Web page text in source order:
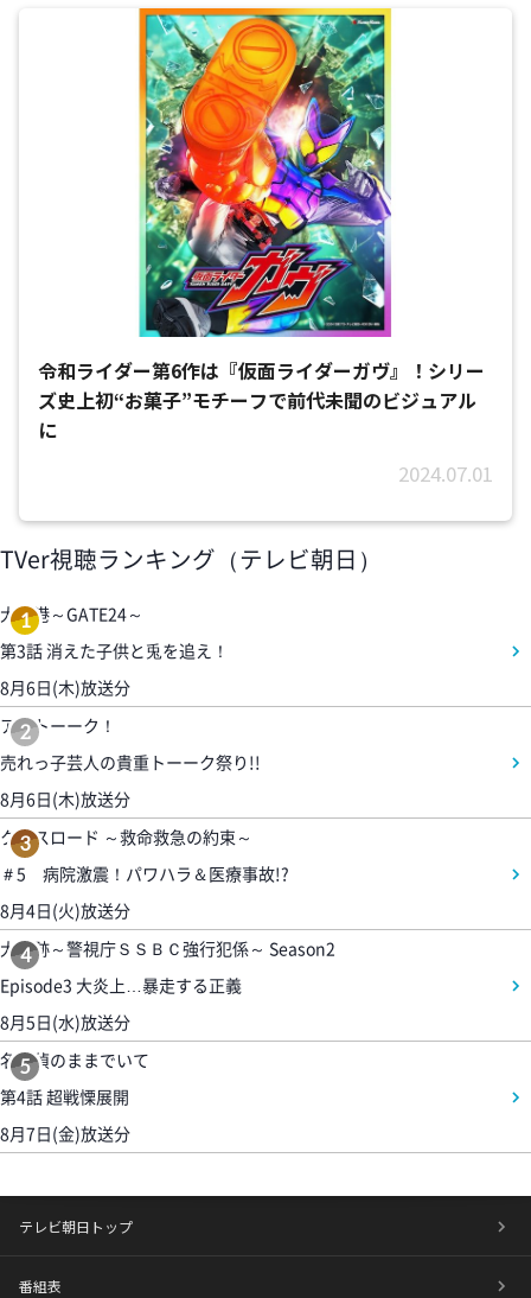
令和ライダー第6作は『仮面ライダーガヴ』！シリー
ズ史上初“お菓子”モチーフで前代未聞のビジュアル
に
2024.07.01
TVer視聴ランキング（テレビ朝日）
1
大空港～GATE24～
第3話 消えた子供と兎を追え！
8月6日(木)放送分
2
アメトーーク！
売れっ子芸人の貴重トーーク祭り!!
8月6日(木)放送分
3
クロスロード ～救命救急の約束～
＃5 病院激震！パワハラ＆医療事故!?
8月4日(火)放送分
4
大追跡～警視庁ＳＳＢＣ強行犯係～ Season2
Episode3 大炎上…暴走する正義
8月5日(水)放送分
5
名探偵のままでいて
第4話 超戦慄展開
8月7日(金)放送分
テレビ朝日トップ
番組表